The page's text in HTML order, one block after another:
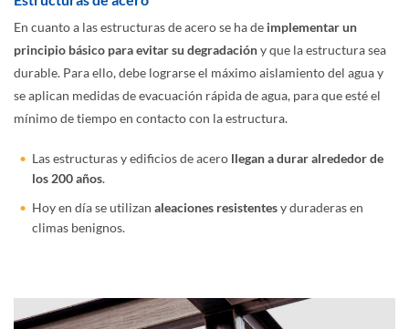
En cuanto a las estructuras de acero se ha de implementar un
principio básico para evitar su degradacióny que la estructura sea
durable. Para ello, debe lograrse el máximo aislamiento del agua y
se aplican medidas de evacuación rápida de agua, para que esté el
mínimo de tiempo en contacto con la estructura.
Las estructuras y edificios de acero llegan a durar alrededor de
los 200 años.
Hoy en día se utilizan aleaciones resistentesy duraderas en
climas benignos.